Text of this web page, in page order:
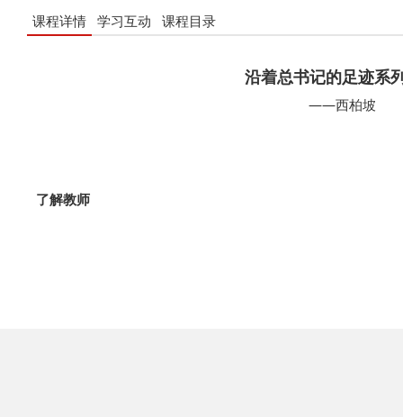
课程详情 学习互动 课程目录
沿着总书记的足迹系
——西柏坡
了解教师